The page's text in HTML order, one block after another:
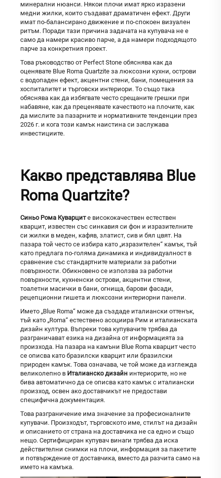
минерални нюанси. Някои плочи имат ярко изразени
медни жилки, които създават драматичен ефект. Други
имат по-балансирано движение и по-спокоен визуален
ритъм. Поради тази причина задачата на купувача не е
само да намери красиво парче, а да намери подходящото
парче за конкретния проект.
Това ръководство от Perfect Stone обяснява как да
оценявате Blue Roma Quartzite за люксозни кухни, острови
с водопаден ефект, акцентни стени, бани, помещения за
хоспиталитет и търговски интериори. То също така
обяснява как да избягвате често срещаните грешки при
набавяне, как да преценявате качеството на плочите, как
да мислите за пазарните и нормативните тенденции през
2026 г. и кога този камък наистина си заслужава
инвестициите.
Какво представлява Blue
Roma Quartzite?
Синьо Рома Куварците висококачествен естествен
кварцит, известен със синкавия си фон и изразителните
си жилки в меден, кафяв, златист, сив и бял цвят. На
пазара той често се избира като „изразителен“ камък, тъй
като предлага по-голяма динамика и индивидуалност в
сравнение със стандартните материали за работни
повърхности. Обикновено се използва за работни
повърхности, кухненски острови, акцентни стени,
тоалетни масички в бани, огнища, барови фасади,
рецепционни гишета и люксозни интериорни панели.
Името „Blue Roma“ може да създаде италиански оттенък,
тъй като „Roma“ естествено асоциира Рим и италианската
дизайн култура. Въпреки това купувачите трябва да
разграничават езика на дизайна от информацията за
произхода. На пазара на камъни Blue Roma кварцит често
се описва като бразилски кварцит или бразилски
природен камък. Това означава, че той може да изглежда
великолепно в Италианско дизайн интериорите, но не
бива автоматично да се описва като камък с италиански
произход, освен ако доставчикът не предостави
специфична документация.
Това разграничение има значение за професионалните
купувачи. Произходът, търговското име, стилът на дизайн
и описанието от страна на доставчика не са едно и също
нещо. Сертифициран купувач винаги трябва да иска
действителни снимки на плочи, информация за пакетите
и потвърждение от доставчика, вместо да разчита само на
името на камъка.